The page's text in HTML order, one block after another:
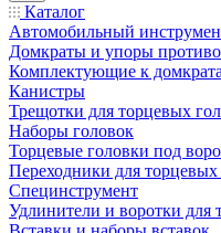
Каталог
Автомобильный
Домкраты и упоры
Комплектующие к
Канистры
Трещотки для торцевых
Наборы головок
Торцевые головки под
Переходники для торцевых
Специнструмент
Удлинители и воротки для